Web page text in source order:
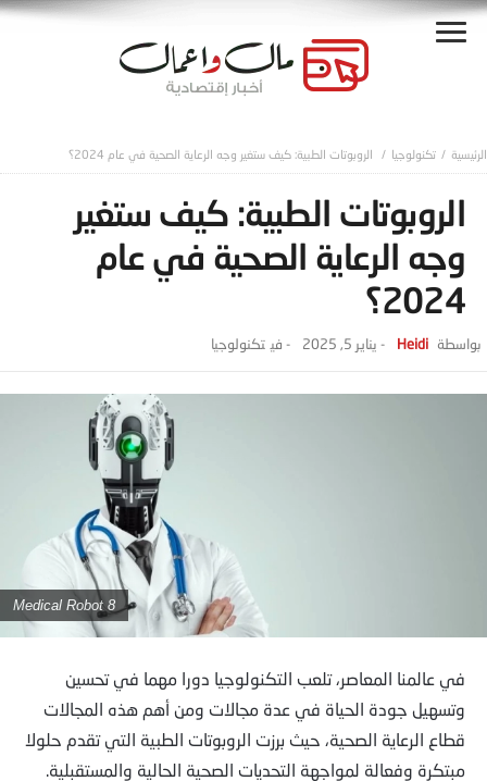
تكنولوجيا الروبوتات الطبية: كيف ستغير وجه الرعاية الصحية في عام 2024؟
الروبوتات الطبية: كيف ستغير
وجه الرعاية الصحية في عام
2024؟
Heidi
- يناير 5, 2025 - ‎في تكنولوجيا
Medical Robot 8
في عالمنا المعاصر، تلعب التكنولوجيا دورا مهما في تحسين
وتسهيل جودة الحياة في عدة مجالات ومن أهم هذه المجالات
قطاع الرعاية الصحية، حيث برزت الروبوتات الطبية التي تقدم حلولا
مبتكرة وفعالة لمواجهة التحديات الصحية الحالية والمستقبلية.